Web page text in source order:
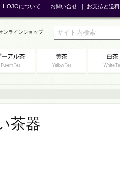
HOJOについて ｜ お問い合せ ｜ お支払と送料
ンラインショップ
茶器